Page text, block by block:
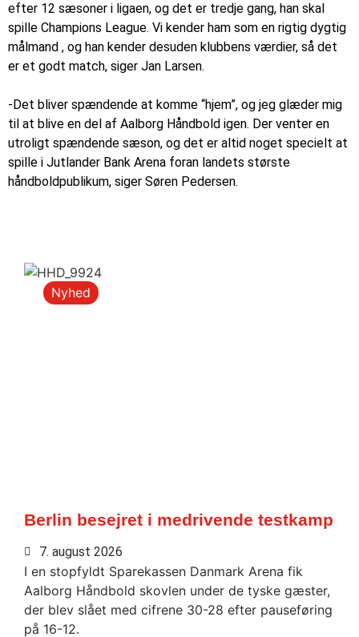
efter 12 sæsoner i ligaen, og det er tredje gang, han skal
spille Champions League. Vi kender ham som en rigtig dygtig
målmand , og han kender desuden klubbens værdier, så det
er et godt match, siger Jan Larsen.
-Det bliver spændende at komme “hjem”, og jeg glæder mig
til at blive en del af Aalborg Håndbold igen. Der venter en
utroligt spændende sæson, og det er altid noget specielt at
spille i Jutlander Bank Arena foran landets største
håndboldpublikum, siger Søren Pedersen.
Nyhed
Berlin besejret i medrivende testkamp
7. august 2026
I en stopfyldt Sparekassen Danmark Arena fik
Aalborg Håndbold skovlen under de tyske gæster,
der blev slået med cifrene 30-28 efter pauseføring
på 16-12.